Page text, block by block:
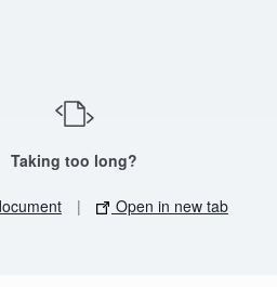
Taking too long?
| Open in new tab